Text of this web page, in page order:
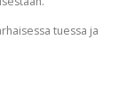
tuessa ja